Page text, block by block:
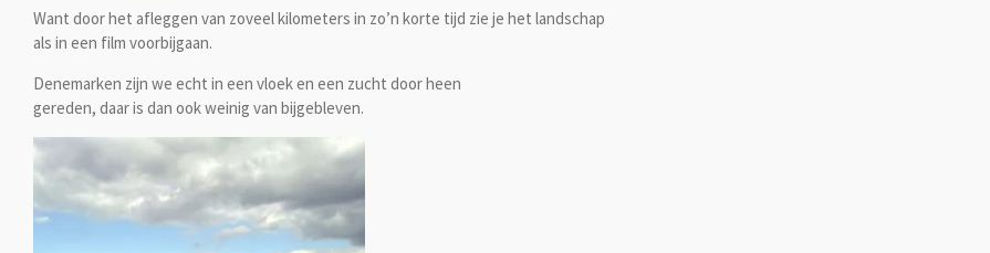
Want door het afleggen van zoveel kilometers in zo’n korte tijd zie je het landschap
als in een film voorbijgaan.
Denemarken zijn we echt in een vloek en een zucht door heen
gereden, daar is dan ook weinig van bijgebleven.